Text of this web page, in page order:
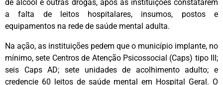
de álcool e outras drogas, após as instituições constatarem
a falta de leitos hospitalares, insumos, postos e
equipamentos na rede de saúde mental adulta.
Na ação, as instituições pedem que o município implante, no
mínimo, sete Centros de Atenção Psicossocial (Caps) tipo III;
seis Caps AD; sete unidades de acolhimento adulto; e
credencie 60 leitos de saúde mental em Hospital Geral. O